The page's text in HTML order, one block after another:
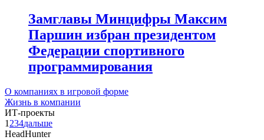
Замглавы Минцифры Максим
Паршин избран президентом
Федерации спортивного
программирования
О компаниях в игровой форме
Жизнь в компании
ИТ-проекты
1 234дальше
HeadHunter